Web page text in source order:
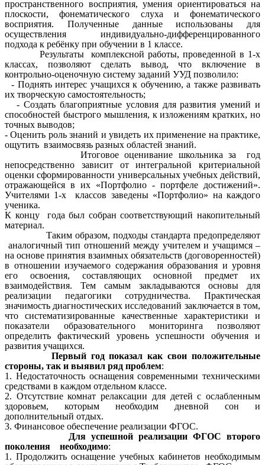
пространственного восприятия, умения ориентироваться на
плоскости, фонематического слуха и фонематического
восприятия. Полученные данные использованы для
осуществления индивидуально-дифференцированного
подхода к ребёнку при обучении в 1 классе.
Результаты комплексной работы, проведенной в 1-х
классах, позволяют сделать вывод, что включение в
контрольно-оценочную систему заданий УУД позволило:
- Поднять интерес учащихся к обучению, а также развивать
их творческую самостоятельность;
- Создать благоприятные условия для развития умений и
способностей быстрого мышления, к изложениям кратких, но
точных выводов;
- Оценить роль знаний и увидеть их применение на практике,
ощутить взаимосвязь разных областей знаний.
Итоговое оценивание школьника за год
непосредственно зависит от интегральной критериальной
оценки сформированности универсальных учебных действий,
отражающейся в их «Портфолио - портфеле достижений».
Учителями 1-х классов заведены «Портфолио» на каждого
ученика.
К концу года был собран соответствующий накопительный
материал.
Таким образом, подходы стандарта предопределяют
аналогичный тип отношений между учителем и учащимся –
на основе принятия взаимных обязательств (договоренностей)
в отношении изучаемого содержания образования и уровня
его освоения, составляющих основной предмет их
взаимодействия. Тем самым закладываются основы для
реализации педагогики сотрудничества. Практическая
значимость диагностических исследований заключается в том,
что систематизированные качественные характеристики и
показатели образовательного мониторинга позволяют
определить фактический уровень успешности обучения и
развития учащихся.
Первый год показал как свои положительные
стороны, так и выявил ряд проблем:
1. Недостаточность оснащения современными техническими
средствами в каждом отдельном классе.
2. Отсутствие комнат релаксации для детей с ослабленным
здоровьем, которым необходим дневной сон и
дополнительный отдых.
3. Финансовое обеспечение реализации ФГОС.
Для успешной реализации ФГОС второго
поколения необходимо:
1. Продолжить оснащение учебных кабинетов необходимым